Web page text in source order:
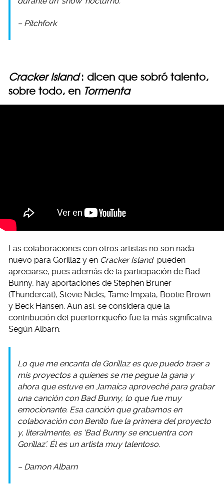
– Pitchfork
Cracker Island : dicen que sobró talento,
sobre todo, en Tormenta
Las colaboraciones con otros artistas no son nada
nuevo para Gorillaz y en Cracker Island pueden
apreciarse, pues además de la participación de Bad
Bunny, hay aportaciones de Stephen Bruner
(Thundercat), Stevie Nicks, Tame Impala, Bootie Brown
y Beck Hansen. Aun así, se considera que la
contribución del puertorriqueño fue la más significativa.
Según Albarn:
Lo que me encanta de Gorillaz es que puedo traer a
mis proyectos a quienes se me pegue la gana y
ahora que estuve en Jamaica aproveché para grabar
una canción con Bad Bunny, lo que fue muy
emocionante. Esa canción que grabamos en
colaboración con Benito fue la primera del proyecto
y, literalmente, es ‘Bad Bunny se encuentra con
Gorillaz’. Él es un artista muy talentoso.
– Damon Albarn